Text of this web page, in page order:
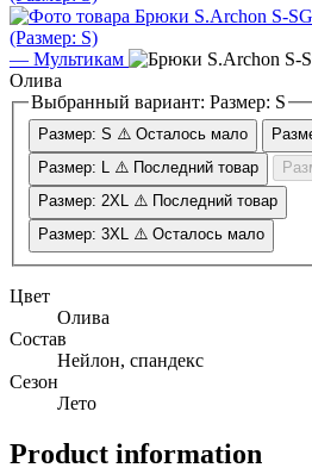
— Мультикам
Олива
Выбранный вариант: Размер: S
Размер: S ⚠️ Осталось мало
Размер: L ⚠️ Последний товар
Размер: 2XL ⚠️ Последний товар
Размер: 3XL ⚠️ Осталось мало
Цвет
Олива
Состав
Нейлон, спандекс
Сезон
Лето
Product information